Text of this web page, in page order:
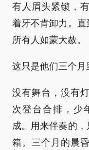
有人眉头紧锁，
着牙不肯卸力。直
所有人如蒙大赦。
这只是他们三个月
没有舞台，没有
次登台合排，少
成。用来伴奏的
箱。三个月的晨